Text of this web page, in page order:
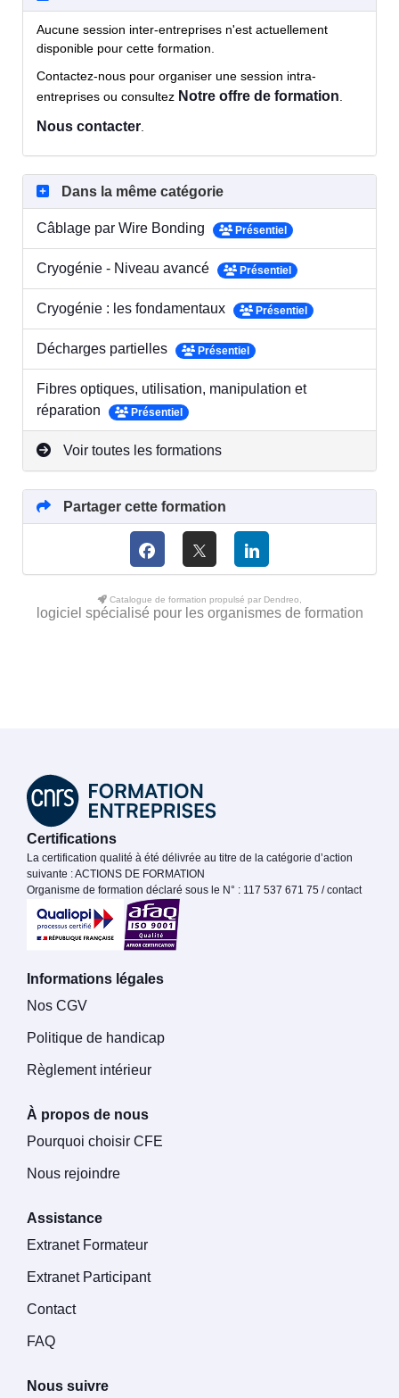
Aucune session inter-entreprises n'est actuellement
disponible pour cette formation.
Contactez-nous pour organiser une session intra-
entreprises ou consultez Notre offre de formation.
Nous contacter.
Dans la même catégorie
Câblage par Wire Bonding Présentiel
Cryogénie - Niveau avancé Présentiel
Cryogénie : les fondamentaux Présentiel
Décharges partielles Présentiel
Fibres optiques, utilisation, manipulation et
réparation
Présentiel
Voir toutes les formations
Partager cette formation
Catalogue de formation propulsé par Dendreo,
logiciel spécialisé pour les organismes de formation
Certifications
La certification qualité à été délivrée au titre de la catégorie d’action
suivante : ACTIONS DE FORMATION
Organisme de formation déclaré sous le N° : 117 537 671 75 / contact
Informations légales
Nos CGV
Politique de handicap
Règlement intérieur
À propos de nous
Pourquoi choisir CFE
Nous rejoindre
Assistance
Extranet Formateur
Extranet Participant
Contact
FAQ
Nous suivre